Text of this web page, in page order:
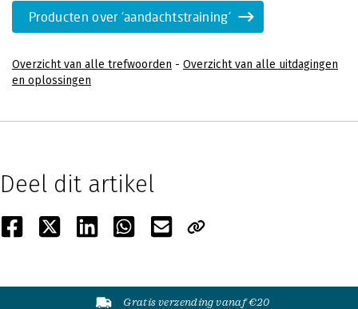
Producten over 'aandachtstraining'
Overzicht van alle trefwoorden - Overzicht van alle uitdagingen
en oplossingen
Deel dit artikel
Gratis verzending vanaf €20